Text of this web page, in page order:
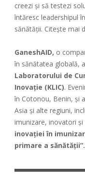
creezi și să testezi
întăresc leadershipul
sănătății. Citește mai
GaneshAID, o
în sănătatea globală,
Laboratorului de
Inovație (KLIC).
în Cotonou, Benin, și
Asia și alte regiuni,
imunizare, inovatori
inovației în
primare a sănătății”.